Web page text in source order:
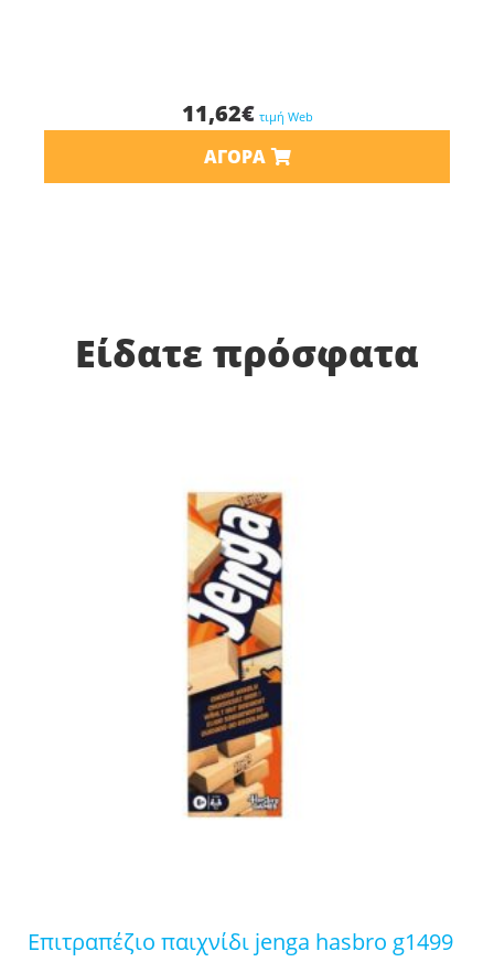
11,62€ τιμή Web
ΑΓΟΡΆ
Είδατε πρόσφατα
επιτραπέζιο παιχνίδι jenga hasbro g1499